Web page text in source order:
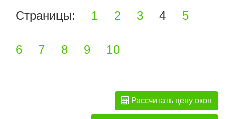
Страницы: 1 2 3 4 5
6 7 8 9 10
Рассчитать цену окон